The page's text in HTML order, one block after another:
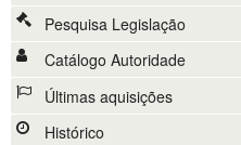
Pesquisa Legislação
Catálogo Autoridade
Últimas aquisições
Histórico